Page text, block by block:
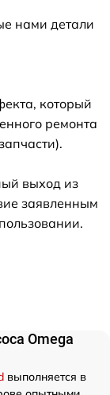
нами детали
который
ремонта
выход из
заявленным
Omega
выполняется в